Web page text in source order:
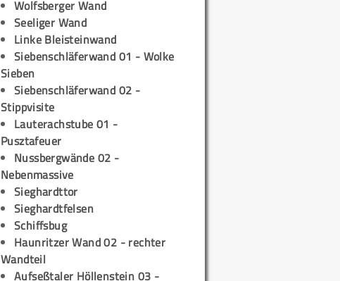
Wolfsberger Wand
Seeliger Wand
Linke Bleisteinwand
Siebenschläferwand 01 - Wolke
Sieben
Siebenschläferwand 02 -
Stippvisite
Lauterachstube 01 -
Pusztafeuer
Nussbergwände 02 -
Nebenmassive
Sieghardttor
Sieghardtfelsen
Schiffsbug
Haunritzer Wand 02 - rechter
Wandteil
Aufseßtaler Höllenstein 03 -